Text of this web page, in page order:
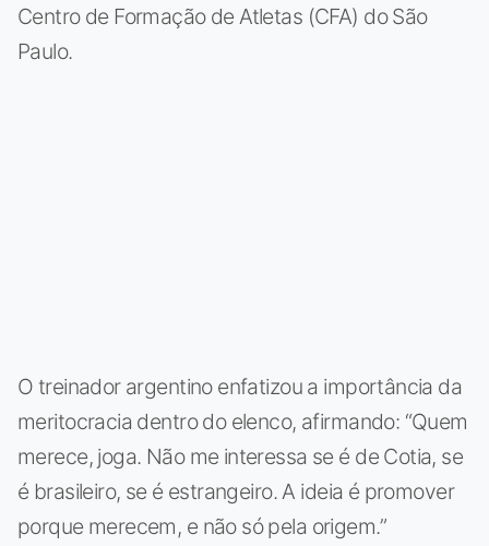
Centro de Formação de Atletas (CFA) do São
Paulo.
O treinador argentino enfatizou a importância da
meritocracia dentro do elenco, afirmando: “Quem
merece, joga. Não me interessa se é de Cotia, se
é brasileiro, se é estrangeiro. A ideia é promover
porque merecem, e não só pela origem.”